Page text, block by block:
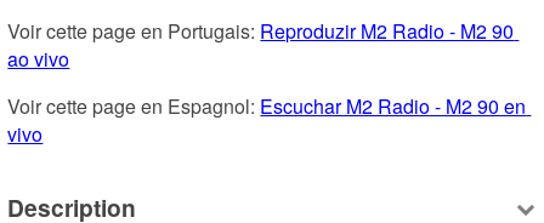
Voir cette page en Portugais: Reproduzir M2 Radio - M2 90
ao vivo
Voir cette page en Espagnol: Escuchar M2 Radio - M2 90 en
vivo
Description